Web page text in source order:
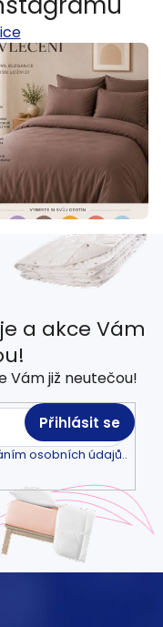
a akce Vám
Vám již neutečou!
osobních údajů..
Přihlásit se